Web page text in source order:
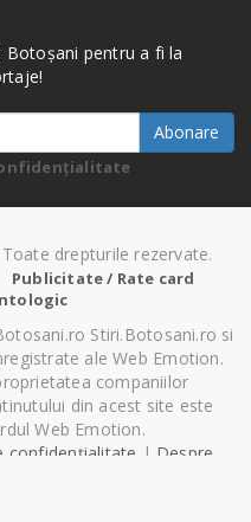
pentru a fi la
Abonare
drepturile rezervate.
Publicitate / Rate card
Stiri.Botosani.ro si
ale Web Emotion.
companiilor
din acest site este
Web Emotion.
confidențialitate | Despre